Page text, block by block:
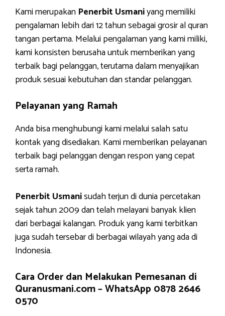
Kami merupakan Penerbit Usmaniyang memiliki
pengalaman lebih dari 12 tahun sebagai grosir al quran
tangan pertama. Melalui pengalaman yang kami miliki,
kami konsisten berusaha untuk memberikan yang
terbaik bagi pelanggan, terutama dalam menyajikan
produk sesuai kebutuhan dan standar pelanggan.
Pelayanan yang Ramah
Anda bisa menghubungi kami melalui salah satu
kontak yang disediakan. Kami memberikan pelayanan
terbaik bagi pelanggan dengan respon yang cepat
serta ramah.
Penerbit Usmanisudah terjun di dunia percetakan
sejak tahun 2009 dan telah melayani banyak klien
dari berbagai kalangan. Produk yang kami terbitkan
juga sudah tersebar di berbagai wilayah yang ada di
Indonesia.
Cara Order dan Melakukan Pemesanan di
Quranusmani.com –WhatsApp 0878 2646
0570